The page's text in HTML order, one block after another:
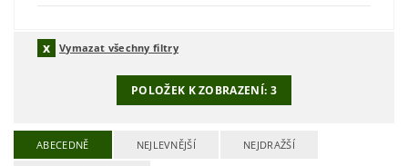
Vymazat všechny filtry
POLOŽEK K ZOBRAZENÍ: 3
ABECEDNĚ NEJLEVNĚJŠÍ NEJDRAŽŠÍ